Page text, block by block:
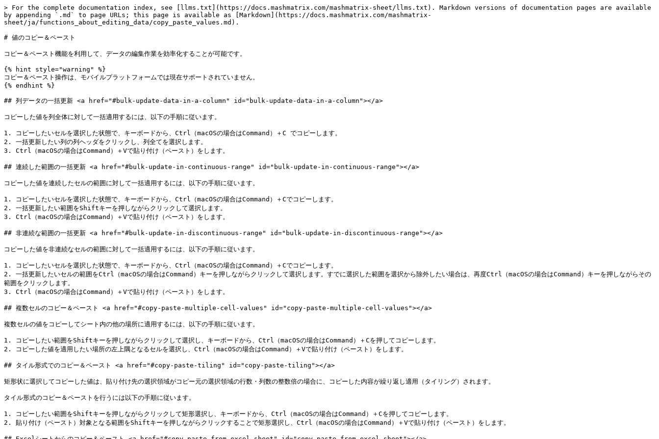
> For the complete documentation index, see [llms.txt](https://docs.mashmatrix.com/mashmatrix-sheet/llms.txt). Markdown versions of documentation pages are available
by appending `.md` to page URLs; this page is available as [Markdown](https://docs.mashmatrix.com/mashmatrix-
sheet/ja/functions_about_editing_data/copy_paste_values.md).
# 値のコピー＆ペースト
コピー＆ペースト機能を利用して、データの編集作業を効率化することが可能です。
{% hint style="warning" %}
コピー＆ペースト操作は、モバイルプラットフォームでは現在サポートされていません。
{% endhint %}
## 列データの一括更新 <a href="#bulk-update-data-in-a-column" id="bulk-update-data-in-a-column"></a>
コピーした値を列全体に対して一括適用するには、以下の手順に従います。
1. コピーしたいセルを選択した状態で、キーボードから、Ctrl（macOSの場合はCommand）＋C でコピーします。
2. 一括更新したい列の列ヘッダをクリックし、列全てを選択します。
3. Ctrl（macOSの場合はCommand）＋Vで貼り付け（ペースト）をします。
## 連続した範囲の一括更新 <a href="#bulk-update-in-continuous-range" id="bulk-update-in-continuous-range"></a>
コピーした値を連続したセルの範囲に対して一括適用するには、以下の手順に従います。
1. コピーしたいセルを選択した状態で、キーボードから、Ctrl（macOSの場合はCommand）＋Cでコピーします。
2. 一括更新したい範囲をShiftキーを押しながらクリックして選択します。
3. Ctrl（macOSの場合はCommand）＋Vで貼り付け（ペースト）をします。
## 非連続な範囲の一括更新 <a href="#bulk-update-in-discontinuous-range" id="bulk-update-in-discontinuous-range"></a>
コピーした値を非連続なセルの範囲に対して一括適用するには、以下の手順に従います。
1. コピーしたいセルを選択した状態で、キーボードから、Ctrl（macOSの場合はCommand）＋Cでコピーします。
2. 一括更新したいセルの範囲をCtrl（macOSの場合はCommand）キーを押しながらクリックして選択します。すでに選択した範囲を選択から除外したい場合は、再度Ctrl（macOSの場合はCommand）キーを押しながらその
範囲をクリックします。
3. Ctrl（macOSの場合はCommand）＋Vで貼り付け（ペースト）をします。
## 複数セルのコピー＆ペースト <a href="#copy-paste-multiple-cell-values" id="copy-paste-multiple-cell-values"></a>
複数セルの値をコピーしてシート内の他の場所に適用するには、以下の手順に従います。
1. コピーしたい範囲をShiftキーを押しながらクリックして選択し、キーボードから、Ctrl（macOSの場合はCommand）＋Cを押してコピーします。
2. コピーした値を適用したい場所の左上隅となるセルを選択し、Ctrl（macOSの場合はCommand）＋Vで貼り付け（ペースト）をします。
## タイル形式でのコピー＆ペースト <a href="#copy-paste-tiling" id="copy-paste-tiling"></a>
矩形状に選択してコピーした値は、貼り付け先の選択領域がコピー元の選択領域の行数・列数の整数倍の場合に、コピーした内容が繰り返し適用（タイリング）されます。
タイル形式のコピー＆ペーストを行うには以下の手順に従います。
1. コピーしたい範囲をShiftキーを押しながらクリックして矩形選択し、キーボードから、Ctrl（macOSの場合はCommand）＋Cを押してコピーします。
2. 貼り付け（ペースト）対象となる範囲をShiftキーを押しながらクリックすることで矩形選択し、Ctrl（macOSの場合はCommand）＋Vで貼り付け（ペースト）をします。